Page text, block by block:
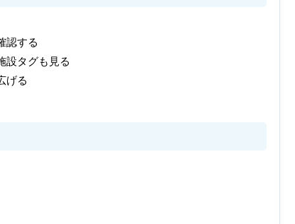
認する
設タグも見る
げる